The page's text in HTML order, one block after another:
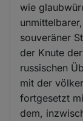
wie
souveräner
der Knute
russischen
mit der
fortgesetzt
dem,